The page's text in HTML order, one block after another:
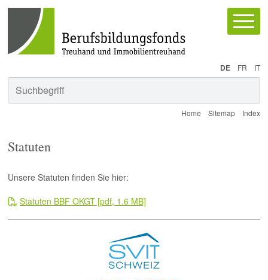
Navigieren im Berufsbildungsfonds
Schnellnavigation
DE FR IT
Suchfunktionen
Suchbegriff
Home Sitemap Index
Statuten
Unsere Statuten finden Sie hier:
Statuten BBF OKGT [pdf, 1.6 MB]